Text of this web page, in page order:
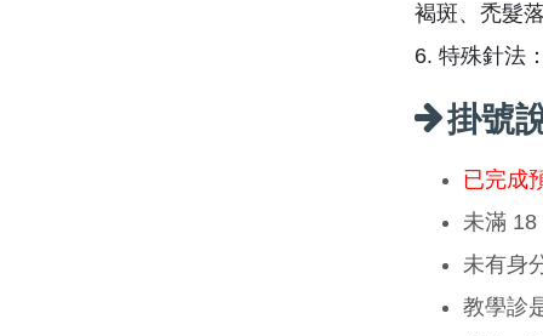
褐斑、禿髮
6. 特殊針法
掛號
已完成
未滿 18
未有身
教學診